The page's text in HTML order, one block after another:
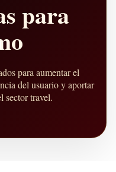
para
para aumentar el
del usuario y aportar
sector travel.